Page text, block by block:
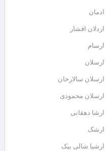
ادمان
اردلان افشار
ارسام
ارسلان
ارسلان سالارخان
ارسلان محمودی
ارشا دهقانی
ارشک
ارشیا شالی بیک